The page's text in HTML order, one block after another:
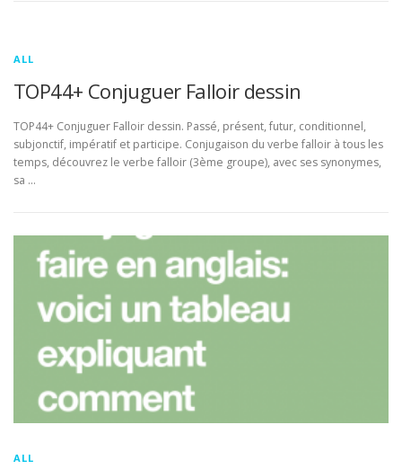
ALL
TOP44+ Conjuguer Falloir dessin
TOP44+ Conjuguer Falloir dessin. Passé, présent, futur, conditionnel,
subjonctif, impératif et participe. Conjugaison du verbe falloir à tous les
temps, découvrez le verbe falloir (3ème groupe), avec ses synonymes,
sa …
ALL